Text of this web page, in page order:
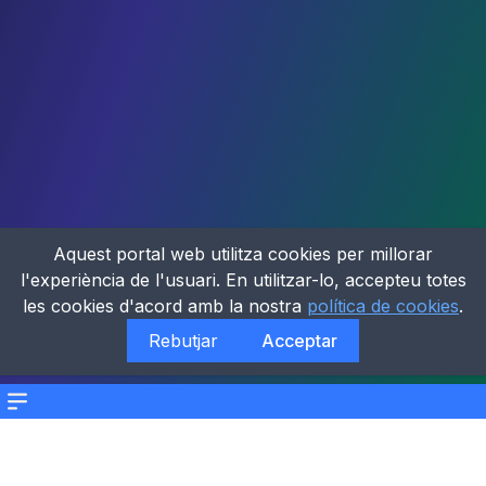
Menu
Aquest portal web utilitza cookies per millorar
l'experiència de l'usuari. En utilitzar-lo, accepteu totes
les cookies d'acord amb la nostra política de cookies.
Rebutjar
Acceptar